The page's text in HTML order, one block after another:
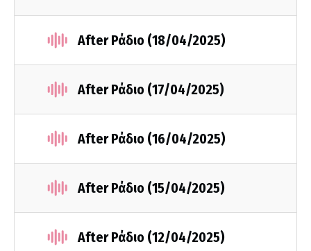
After Ράδιο (18/04/2025)
After Ράδιο (17/04/2025)
After Ράδιο (16/04/2025)
After Ράδιο (15/04/2025)
After Ράδιο (12/04/2025)